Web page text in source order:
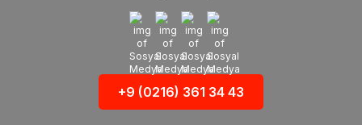
+9 (0216) 361 34 43